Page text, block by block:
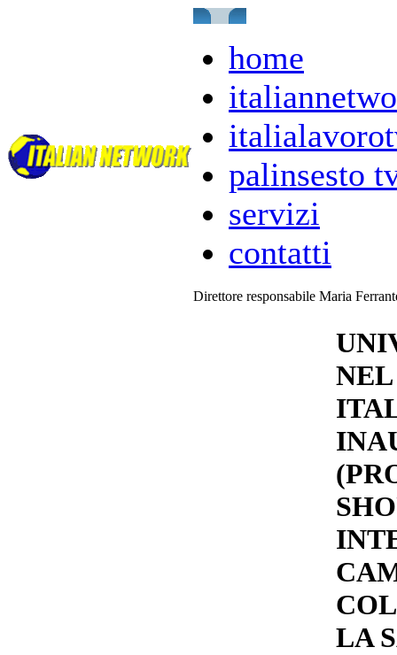
home
palinsesto
servizi
contatti
Direttore responsabile Maria
LA